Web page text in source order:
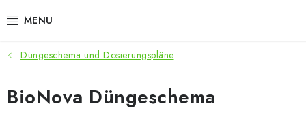
Inhalt
ANGEBOTE
LED PFLANZENLAMPEN
Düngeschema und Dosierungspläne
BioNova Düngeschema